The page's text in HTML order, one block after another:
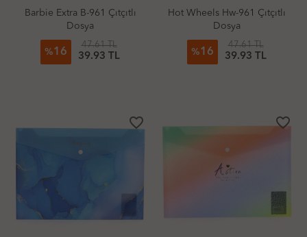
Barbie Extra B-961 Çıtçıtlı
Dosya
%16
47.61 TL
39.93 TL
Hot Wheels Hw-961 Çıtçıtlı
Dosya
%16
47.61 TL
39.93 TL
favorite_border favorite_border